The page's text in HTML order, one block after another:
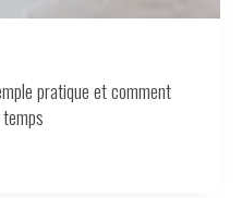
pratique et comment